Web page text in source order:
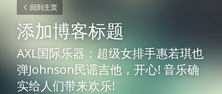
回到主页
添加博客标题
AXL国际乐器：超级女排手惠若琪也
弹Johnson民谣吉他，开心! 音乐确
实给人们带来欢乐!